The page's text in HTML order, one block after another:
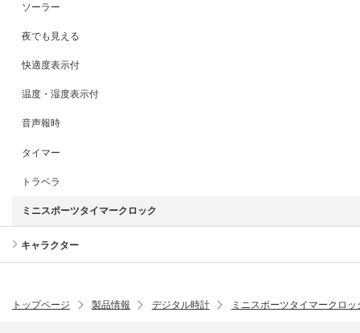
ソーラー
夜でも見える
快適度表示付
温度・湿度表示付
音声報時
タイマー
トラベラ
ミニスポーツタイマークロック
キャラクター
トップページ 製品情報 デジタル時計 ミニスポーツタイマークロッ